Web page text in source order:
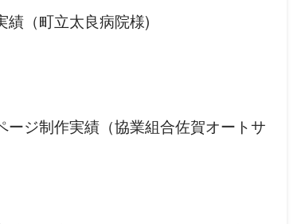
績（町立太良病院様)
ージ制作実績（協業組合佐賀オートサ